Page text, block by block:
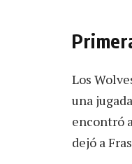
Los
una
encontró
dejó a